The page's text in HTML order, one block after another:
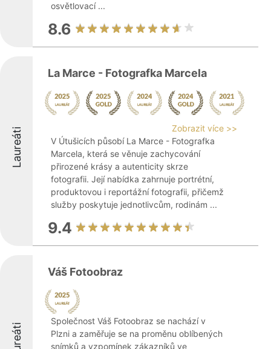
osvětlovací ...
8.6
Laureáti
La Marce - Fotografka Marcela
Zobrazit více >>
V Útušicích působí La Marce - Fotografka
Marcela, která se věnuje zachycování
přirozené krásy a autenticity skrze
fotografii. Její nabídka zahrnuje portrétní,
produktovou i reportážní fotografii, přičemž
služby poskytuje jednotlivcům, rodinám ...
9.4
Váš Fotoobraz
Společnost Váš Fotoobraz se nachází v
Plzni a zaměřuje se na proměnu oblíbených
snímků a vzpomínek zákazníků ve